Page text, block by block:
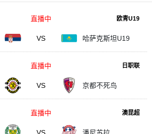
欧青U19
VS 哈萨克斯坦U19
直播中
日职联
VS 京都不死鸟
直播中
澳昆超
直播中